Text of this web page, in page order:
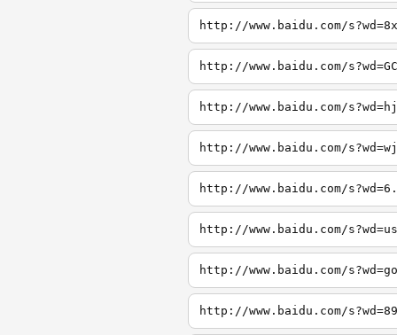
http://www.baidu.com/
http://www.baidu.com/
http://www.baidu.com/
http://www.baidu.com/
http://www.baidu.com/
http://www.baidu.com/
http://www.baidu.com/
http://www.baidu.com/